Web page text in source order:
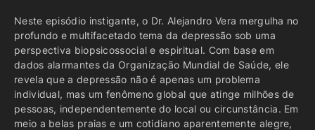
Neste episódio instigante, o Dr. Alejandro Vera mergulha no
profundo e multifacetado tema da depressão sob uma
perspectiva biopsicossocial e espiritual. Com base em
dados alarmantes da Organização Mundial de Saúde, ele
revela que a depressão não é apenas um problema
individual, mas um fenômeno global que atinge milhões de
pessoas, independentemente do local ou circunstância. Em
meio a belas praias e um cotidiano aparentemente alegre,